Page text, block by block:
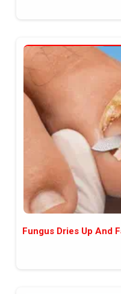
Fungus Dries Up And